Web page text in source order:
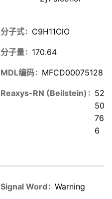
分子式 C9H11ClO
分子量 170.64
MDL编码 MFCD00075128
Reaxys-RN (Beilstein)
52
50
76
6
Signal Word Warning